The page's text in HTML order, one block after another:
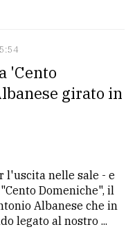
'Cento
girato in
l'uscita nelle sale - e
Domeniche", il
Albanese che in
legato al nostro ...